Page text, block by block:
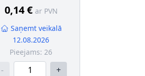
0,14 € ar PVN
Saņemt veikalā
12.08.2026
Pieejams: 26
- +